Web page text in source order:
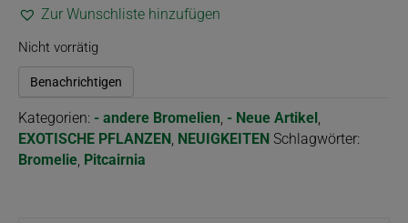
Zur Wunschliste hinzufügen
Nicht vorrätig
Benachrichtigen
Kategorien: - andere Bromelien, - Neue Artikel,
EXOTISCHE PFLANZEN, NEUIGKEITEN Schlagwörter:
Bromelie, Pitcairnia